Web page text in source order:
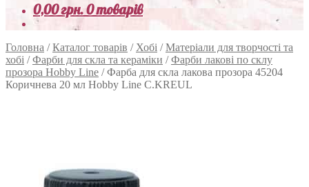
0,00грн.0 товарів
Головна /Каталог товарів / Хобі /Матеріали для творчості та
хобі /Фарби для скла та кераміки /Фарби лакові по склу
прозора Hobby Line /Фарба для скла лакова прозора 45204
Коричнева 20 мл Hobby Line C.KREUL